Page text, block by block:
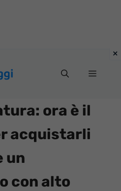
Menu
ora è il
acquistarli
un
con alto